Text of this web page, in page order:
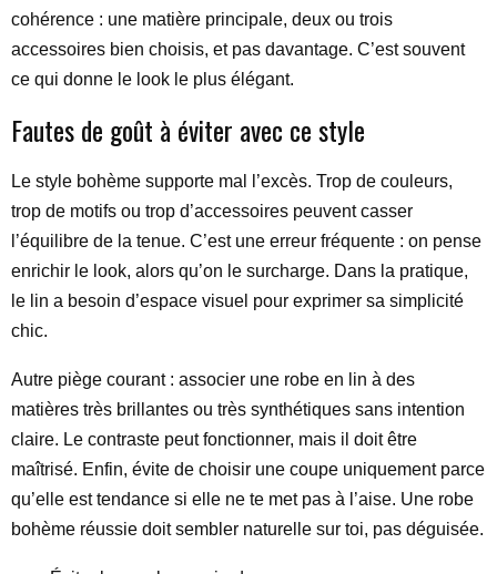
cohérence : une matière principale, deux ou trois
accessoires bien choisis, et pas davantage. C’est souvent
ce qui donne le look le plus élégant.
Fautes de goût à éviter avec ce style
Le style bohème supporte mal l’excès. Trop de couleurs,
trop de motifs ou trop d’accessoires peuvent casser
l’équilibre de la tenue. C’est une erreur fréquente : on pense
enrichir le look, alors qu’on le surcharge. Dans la pratique,
le lin a besoin d’espace visuel pour exprimer sa simplicité
chic.
Autre piège courant : associer une robe en lin à des
matières très brillantes ou très synthétiques sans intention
claire. Le contraste peut fonctionner, mais il doit être
maîtrisé. Enfin, évite de choisir une coupe uniquement parce
qu’elle est tendance si elle ne te met pas à l’aise. Une robe
bohème réussie doit sembler naturelle sur toi, pas déguisée.